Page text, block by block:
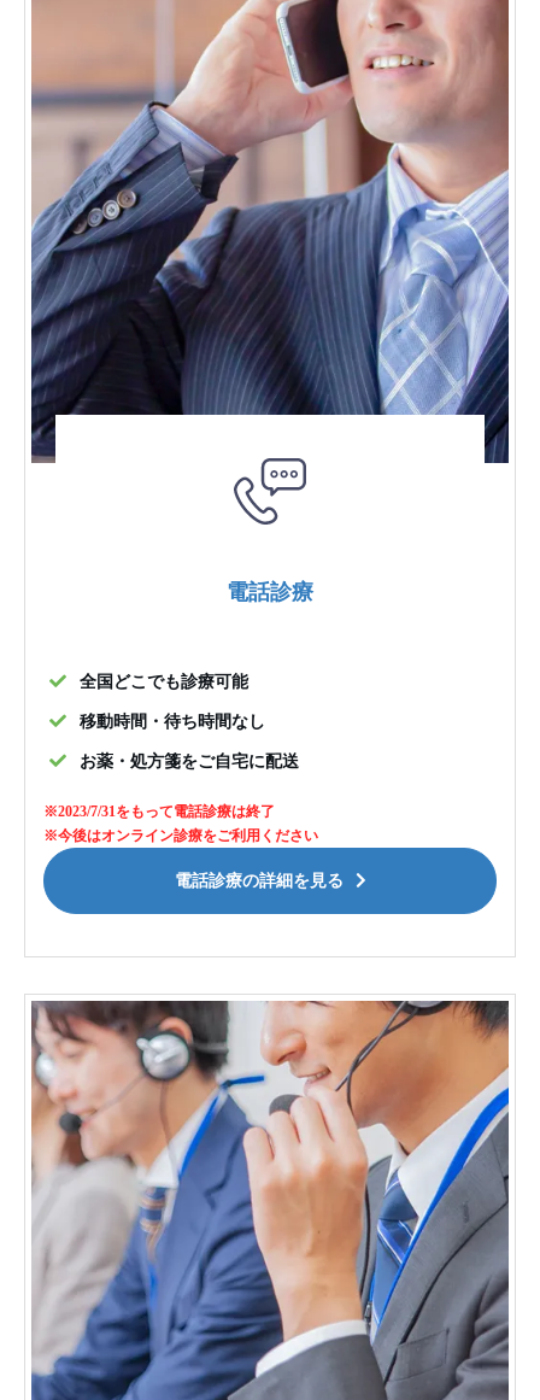
電話診療
全国どこでも診療可能
移動時間・待ち時間なし
お薬・処方箋をご自宅に配送
※2023/7/31をもって電話診療は終了
※今後はオンライン診療をご利用ください
電話診療の詳細を見る